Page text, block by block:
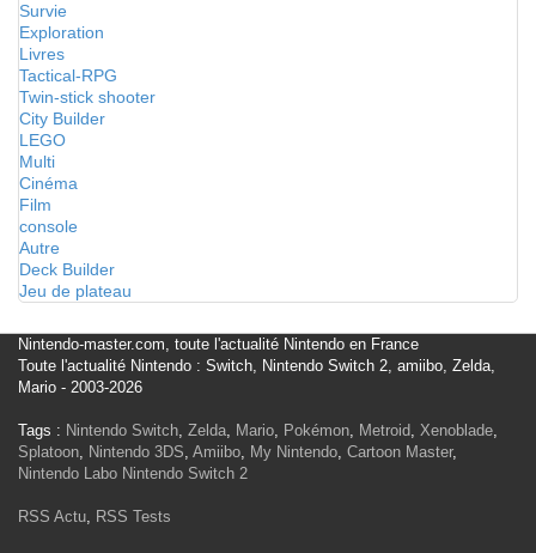
Survie
Exploration
Livres
Tactical-RPG
Twin-stick shooter
City Builder
LEGO
Multi
Cinéma
Film
console
Autre
Deck Builder
Jeu de plateau
Nintendo-master.com, toute l'actualité Nintendo en France
Toute l'actualité Nintendo : Switch, Nintendo Switch 2, amiibo, Zelda,
Mario - 2003-2026
Tags : Nintendo Switch, Zelda, Mario, Pokémon, Metroid, Xenoblade,
Splatoon, Nintendo 3DS, Amiibo, My Nintendo, Cartoon Master,
Nintendo Labo Nintendo Switch 2
RSS Actu, RSS Tests